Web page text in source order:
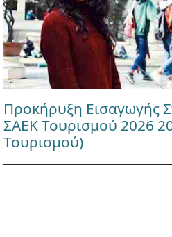
Προκήρυξη Εισαγωγής
ΣΑΕΚ Τουρισμού 2026
Τουρισμού)